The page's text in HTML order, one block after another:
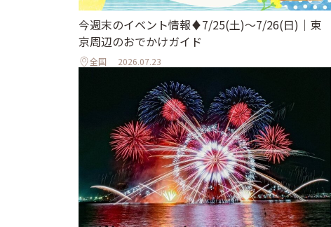
今週末のイベント情報♦︎7/25(土)〜7/26(日)｜東
京周辺のおでかけガイド
全国 2026.07.23